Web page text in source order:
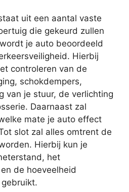
uit een aantal vaste
die gekeurd zullen
je auto beoordeeld
Hierbij
controleren van de
schokdempers,
van je stuur, de verlichting
Daarnaast zal
mate je auto effect
slot zal alles omtrent de
Hierbij kun je
het
de hoeveelheid